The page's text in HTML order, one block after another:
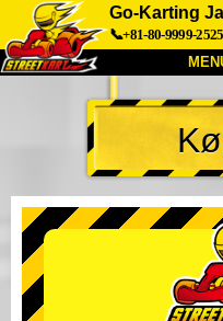
Go-Karting
📞+81-80-9999-2525
Om
Virksomhed
Tokyo Shinagawa